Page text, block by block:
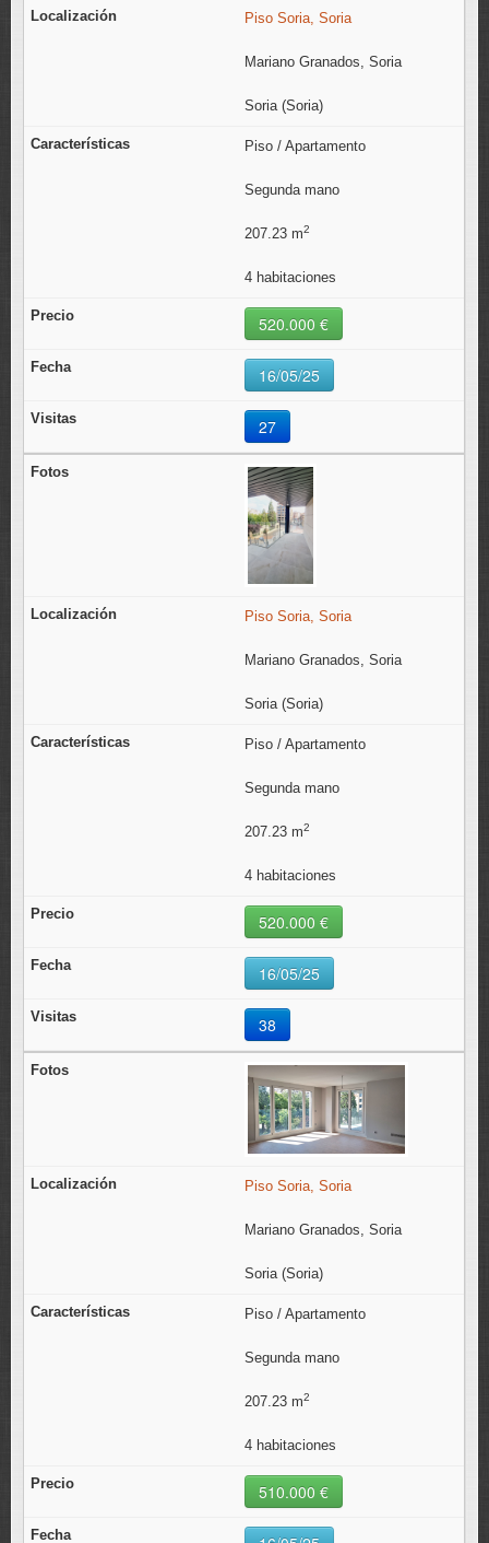
Piso Soria, Soria
Mariano Granados, Soria
Soria (Soria)
Piso / Apartamento
Segunda mano
207.23 m2
4 habitaciones
520.000 €
16/05/25
27
Piso Soria, Soria
Mariano Granados, Soria
Soria (Soria)
Piso / Apartamento
Segunda mano
207.23 m2
4 habitaciones
520.000 €
16/05/25
38
Piso Soria, Soria
Mariano Granados, Soria
Soria (Soria)
Piso / Apartamento
Segunda mano
207.23 m2
4 habitaciones
510.000 €